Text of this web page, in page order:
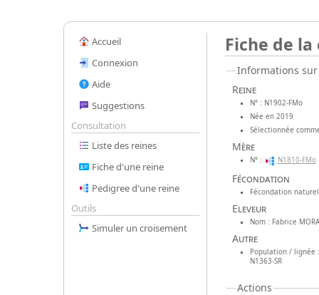
Accueil
Connexion
Aide
Suggestions
Consultation
Liste des reines
Fiche d'une reine
Pedigree d'une reine
Outils
Simuler un croisement
Fiche de la
Informations
Reine
N° : N1902-FMo
Née en 2019
Sélectionnée
Mère
N° : N1810-FMo
Fécondation
Fécondation
Eleveur
Nom : Fabrice
Autre
Population / lignée :
N1363-SR
Actions